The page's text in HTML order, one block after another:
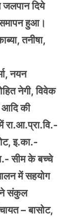
जलपान दिये
हुआ।
तनीषा,
नयन
नेगी, विवेक
आदि की
रा.आ.प्रा.वि.-
इ.का.-
सीम के बच्चे
में सहयोग
ने संकुल
– बासोट,